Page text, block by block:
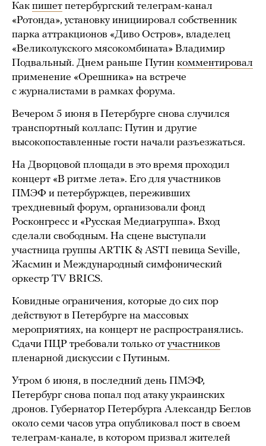
Как пишет петербургский телеграм-канал
«Ротонда», установку инициировал собственник
парка аттракционов «Диво Остров», владелец
«Великолукского мясокомбината» Владимир
Подвальный. Днем раньше Путин комментировал
применение «Орешника» на встрече
с журналистами в рамках форума.
Вечером 5 июня в Петербурге снова случился
транспортный коллапс: Путин и другие
высокопоставленные гости начали разъезжаться.
На Дворцовой площади в это время проходил
концерт «В ритме лета». Его для участников
ПМЭФ и петербуржцев, переживших
трехдневный форум, организовали фонд
Росконгресс и «Русская Медиагруппа». Вход
сделали свободным. На сцене выступали
участница группы ARTIK & ASTI певица Seville,
Жасмин и Международный симфонический
оркестр TV BRICS.
Ковидные ограничения, которые до сих пор
действуют в Петербурге на массовых
мероприятиях, на концерт не распространялись.
Сдачи ПЦР требовали только от участников
пленарной дискуссии с Путиным.
Утром 6 июня, в последний день ПМЭФ,
Петербург снова попал под атаку украинских
дронов. Губернатор Петербурга Александр Беглов
около семи часов утра опубликовал пост в своем
телеграм-канале, в котором призвал жителей